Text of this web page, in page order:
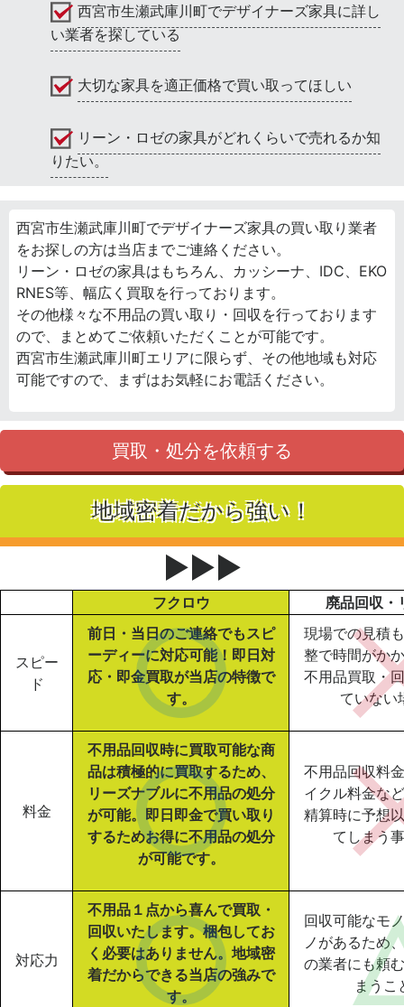
西宮市生瀬武庫川町でデザイナーズ家具に詳し
い業者を探している
大切な家具を適正価格で買い取ってほしい
リーン・ロゼの家具がどれくらいで売れるか知
りたい。
西宮市生瀬武庫川町でデザイナーズ家具の買い取り業者
をお探しの方は当店までご連絡ください。
リーン・ロゼの家具はもちろん、カッシーナ、IDC、EKO
RNES等、幅広く買取を行っております。
その他様々な不用品の買い取り・回収を行っております
ので、まとめてご依頼いただくことが可能です。
西宮市生瀬武庫川町エリアに限らず、その他地域も対応
可能ですので、まずはお気軽にお電話ください。
買取・処分を依頼する
地域密着だから強い！
▶▶▶
フクロウ 廃品回収・
スピー
ド
前日・当日のご連絡でもスピ
ーディーに対応可能！即日対
応・即金買取が当店の特徴で
す。
現場での見積
整で時間がか
不用品買取・
ていない
料金
不用品回収時に買取可能な商
品は積極的に買取するため、
リーズナブルに不用品の処分
が可能。即日即金で買い取り
するためお得に不用品の処分
が可能です。
不用品回収料
イクル料金な
精算時に予想
てしまう
対応力
不用品１点から喜んで買取・
回収いたします。梱包してお
く必要はありません。地域密
着だからできる当店の強みで
す。
回収可能なモ
ノがあるため
の業者にも頼
まうこ